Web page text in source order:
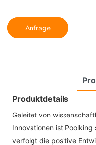
Anfrage
Produktdetails
Geleitet von
Innovationen ist
verfolgt die positive